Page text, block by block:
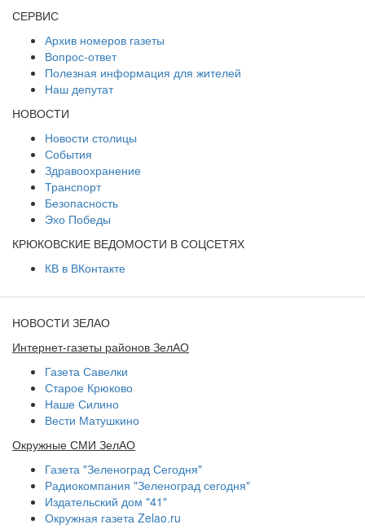
СЕРВИС
Архив номеров газеты
Вопрос-ответ
Полезная информация для жителей
Наш депутат
НОВОСТИ
Новости столицы
События
Здравоохранение
Транспорт
Безопасность
Эхо Победы
КРЮКОВСКИЕ ВЕДОМОСТИ В СОЦСЕТЯХ
КВ в ВКонтакте
НОВОСТИ ЗЕЛАО
Интернет-газеты районов ЗелАО
Газета Савелки
Старое Крюково
Наше Силино
Вести Матушкино
Окружные СМИ ЗелАО
Газета "Зеленоград Сегодня"
Радиокомпания "Зеленоград сегодня"
Издательский дом "41"
Окружная газета Zelao.ru